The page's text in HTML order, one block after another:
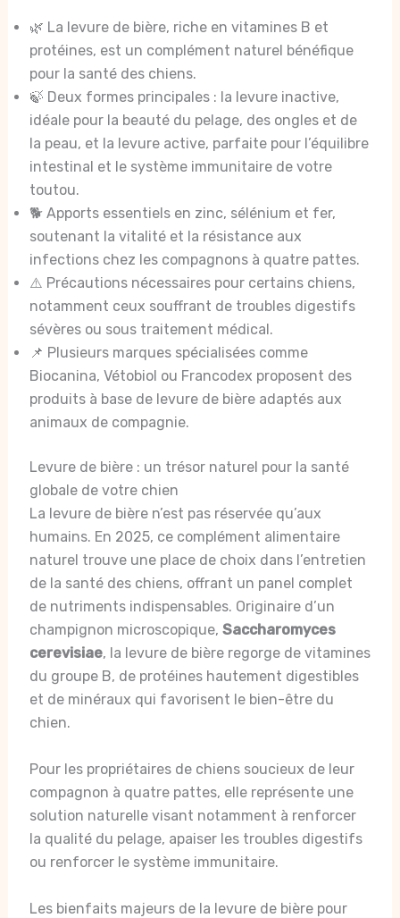
🌿 La levure de bière, riche en vitamines B et
protéines, est un complément naturel bénéfique
pour la santé des chiens.
🍃 Deux formes principales : la levure inactive,
idéale pour la beauté du pelage, des ongles et de
la peau, et la levure active, parfaite pour l’équilibre
intestinal et le système immunitaire de votre
toutou.
🐕 Apports essentiels en zinc, sélénium et fer,
soutenant la vitalité et la résistance aux
infections chez les compagnons à quatre pattes.
⚠️ Précautions nécessaires pour certains chiens,
notamment ceux souffrant de troubles digestifs
sévères ou sous traitement médical.
📌 Plusieurs marques spécialisées comme
Biocanina, Vétobiol ou Francodex proposent des
produits à base de levure de bière adaptés aux
animaux de compagnie.
Levure de bière : un trésor naturel pour la santé
globale de votre chien
La levure de bière n’est pas réservée qu’aux
humains. En 2025, ce complément alimentaire
naturel trouve une place de choix dans l’entretien
de la santé des chiens, offrant un panel complet
de nutriments indispensables. Originaire d’un
champignon microscopique, Saccharomyces
cerevisiae, la levure de bière regorge de vitamines
du groupe B, de protéines hautement digestibles
et de minéraux qui favorisent le bien-être du
chien.
Pour les propriétaires de chiens soucieux de leur
compagnon à quatre pattes, elle représente une
solution naturelle visant notamment à renforcer
la qualité du pelage, apaiser les troubles digestifs
ou renforcer le système immunitaire.
Les bienfaits majeurs de la levure de bière pour